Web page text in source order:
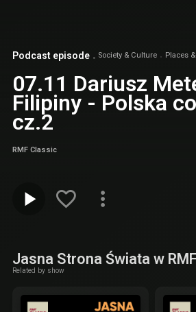
Podcast episode Society & Culture Places
07.11 Dariusz
Filipiny - Polska
cz.2
RMF Classic
Jasna Strona Świata w
Related by show